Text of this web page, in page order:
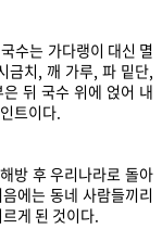
수는 가다랭이 대신 멸
금치, 깨 가루, 파 밑단,
뒤 국수 위에 얹어 내
트이다.
방 후 우리나라로 돌아
에는 동네 사람들끼리
게 된 것이다.